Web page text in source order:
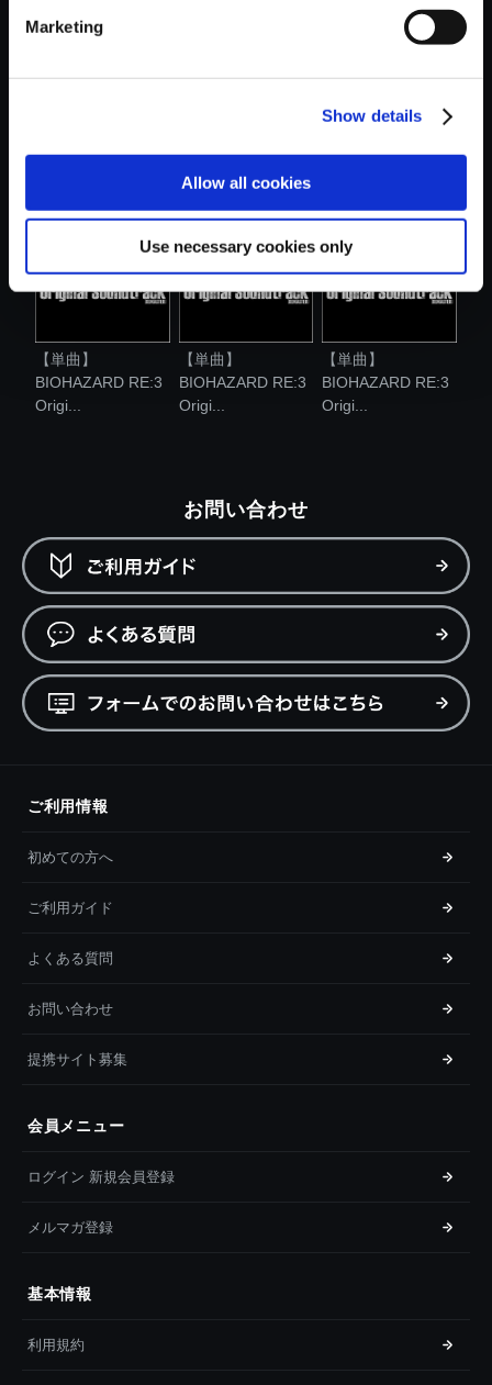
Marketing
Show details
Allow all cookies
Use necessary cookies only
【単曲】
【単曲】
BIOHAZARD RE:3
Origi...
【単曲】
BIOHAZARD RE:3
Origi...
【単曲】
BIOHAZARD RE:3
Origi...
お問い合わせ
ご利用情報
初めての方へ
ご利用ガイド
よくある質問
お問い合わせ
提携サイト募集
会員メニュー
ログイン 新規会員登録
メルマガ登録
基本情報
利用規約